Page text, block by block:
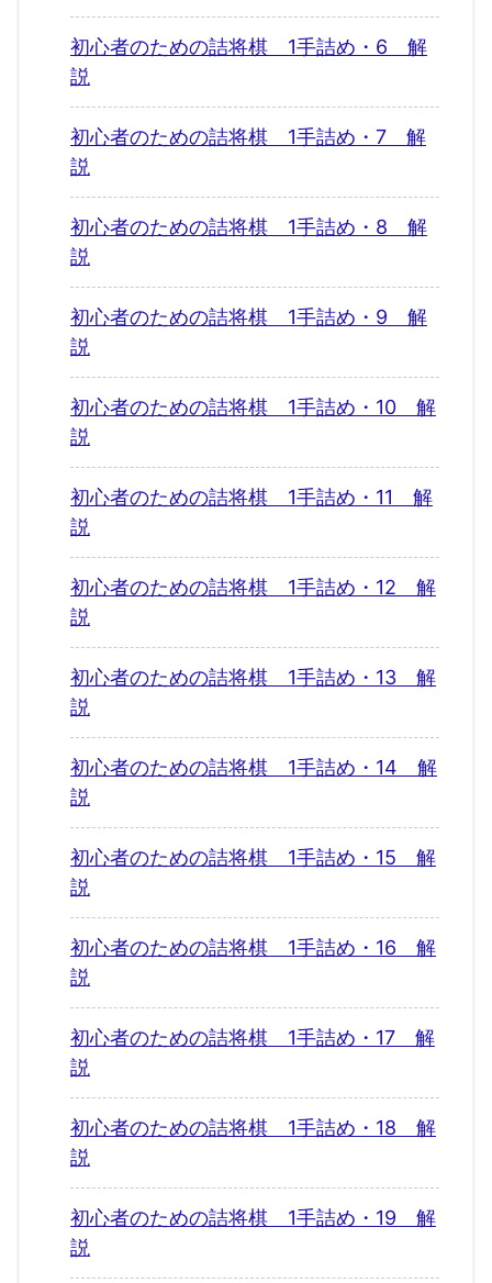
初心者のための詰将棋 1手詰め・6 解
説
初心者のための詰将棋 1手詰め・7 解
説
初心者のための詰将棋 1手詰め・8 解
説
初心者のための詰将棋 1手詰め・9 解
説
初心者のための詰将棋 1手詰め・10 解
説
初心者のための詰将棋 1手詰め・11 解
説
初心者のための詰将棋 1手詰め・12 解
説
初心者のための詰将棋 1手詰め・13 解
説
初心者のための詰将棋 1手詰め・14 解
説
初心者のための詰将棋 1手詰め・15 解
説
初心者のための詰将棋 1手詰め・16 解
説
初心者のための詰将棋 1手詰め・17 解
説
初心者のための詰将棋 1手詰め・18 解
説
初心者のための詰将棋 1手詰め・19 解
説